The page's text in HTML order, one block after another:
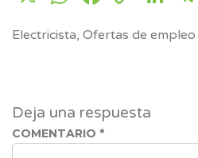
Electricista, Ofertas de empleo
Deja una respuesta
COMENTARIO *